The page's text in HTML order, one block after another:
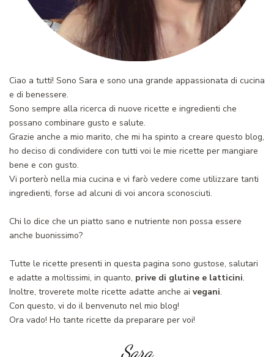
Ciao a tutti! Sono Sara e sono una grande appassionata di cucina
e di benessere.
Sono sempre alla ricerca di nuove ricette e ingredienti che
possano combinare gusto e salute.
Grazie anche a mio marito, che mi ha spinto a creare questo blog,
ho deciso di condividere con tutti voi le mie ricette per mangiare
bene e con gusto.
Vi porterò nella mia cucina e vi farò vedere come utilizzare tanti
ingredienti, forse ad alcuni di voi ancora sconosciuti.
Chi lo dice che un piatto sano e nutriente non possa essere
anche buonissimo?
Tutte le ricette presenti in questa pagina sono gustose, salutari
e adatte a moltissimi, in quanto, prive di glutine e latticini.
Inoltre, troverete molte ricette adatte anche ai vegani.
Con questo, vi do il benvenuto nel mio blog!
Ora vado! Ho tante ricette da preparare per voi!
Sara